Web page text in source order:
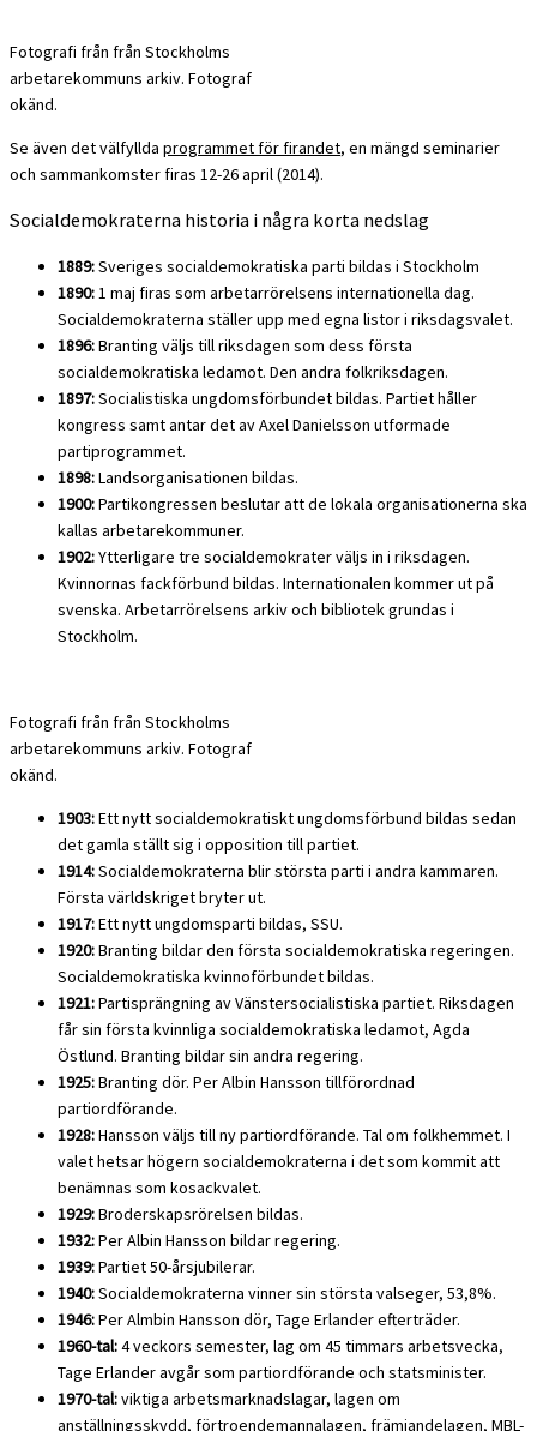
Fotografi från från Stockholms
arbetarekommuns arkiv. Fotograf
okänd.
Se även det välfyllda programmet för firandet, en mängd seminarier
och sammankomster firas 12-26 april (2014).
Socialdemokraterna historia i några korta nedslag
1889:Sveriges socialdemokratiska parti bildas i Stockholm
1890:1 maj firas som arbetarrörelsens internationella dag.
Socialdemokraterna ställer upp med egna listor i riksdagsvalet.
1896:Branting väljs till riksdagen som dess första
socialdemokratiska ledamot. Den andra folkriksdagen.
1897:Socialistiska ungdomsförbundet bildas. Partiet håller
kongress samt antar det av Axel Danielsson utformade
partiprogrammet.
1898:Landsorganisationen bildas.
1900:Partikongressen beslutar att de lokala organisationerna ska
kallas arbetarekommuner.
1902:Ytterligare tre socialdemokrater väljs in i riksdagen.
Kvinnornas fackförbund bildas. Internationalen kommer ut på
svenska. Arbetarrörelsens arkiv och bibliotek grundas i
Stockholm.
Fotografi från från Stockholms
arbetarekommuns arkiv. Fotograf
okänd.
1903:Ett nytt socialdemokratiskt ungdomsförbund bildas sedan
det gamla ställt sig i opposition till partiet.
1914:Socialdemokraterna blir största parti i andra kammaren.
Första världskriget bryter ut.
1917:Ett nytt ungdomsparti bildas, SSU.
1920:Branting bildar den första socialdemokratiska regeringen.
Socialdemokratiska kvinnoförbundet bildas.
1921:Partisprängning av Vänstersocialistiska partiet. Riksdagen
får sin första kvinnliga socialdemokratiska ledamot, Agda
Östlund. Branting bildar sin andra regering.
1925:Branting dör. Per Albin Hansson tillförordnad
partiordförande.
1928:Hansson väljs till ny partiordförande. Tal om folkhemmet. I
valet hetsar högern socialdemokraterna i det som kommit att
benämnas som kosackvalet.
1929:Broderskapsrörelsen bildas.
1932:Per Albin Hansson bildar regering.
1939:Partiet 50-årsjubilerar.
1940:Socialdemokraterna vinner sin största valseger, 53,8%.
1946:Per Almbin Hansson dör, Tage Erlander efterträder.
1960-tal:4 veckors semester, lag om 45 timmars arbetsvecka,
Tage Erlander avgår som partiordförande och statsminister.
1970-tal:viktiga arbetsmarknadslagar, lagen om
anställningsskydd, förtroendemannalagen, främjandelagen, MBL-